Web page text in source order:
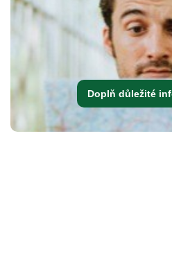
Doplň důležité